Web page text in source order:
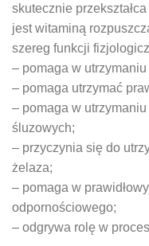
skutecznie
jest witaminą
szereg funkcji
– pomaga w
– pomaga utrzymać
– pomaga w utrzymaniu
śluzowych;
– przyczynia się do
żelaza;
– pomaga w
odpornościowego;
– odgrywa rolę w